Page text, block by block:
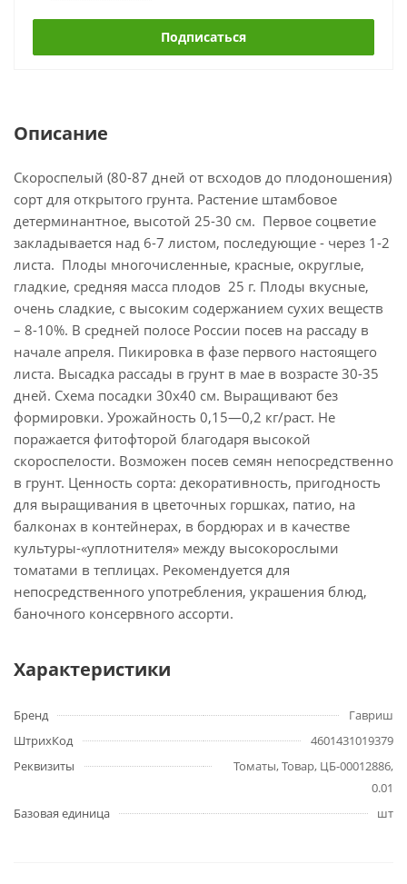
Подписаться
Описание
Скороспелый (80-87 дней от всходов до плодоношения)
сорт для открытого грунта. Растение штамбовое
детерминантное, высотой 25-30 см. Первое соцветие
закладывается над 6-7 листом, последующие - через 1-2
листа. Плоды многочисленные, красные, округлые,
гладкие, средняя масса плодов 25 г. Плоды вкусные,
очень сладкие, с высоким содержанием сухих веществ
– 8-10%. В средней полосе России посев на рассаду в
начале апреля. Пикировка в фазе первого настоящего
листа. Высадка рассады в грунт в мае в возрасте 30-35
дней. Схема посадки 30х40 см. Выращивают без
формировки. Урожайность 0,15—0,2 кг/раст. Не
поражается фитофторой благодаря высокой
скороспелости. Возможен посев семян непосредственно
в грунт. Ценность сорта: декоративность, пригодность
для выращивания в цветочных горшках, патио, на
балконах в контейнерах, в бордюрах и в качестве
культуры-«уплотнителя» между высокорослыми
томатами в теплицах. Рекомендуется для
непосредственного употребления, украшения блюд,
баночного консервного ассорти.
Характеристики
Бренд
Гавриш
ШтрихКод
4601431019379
Реквизиты
Томаты, Товар, ЦБ-00012886,
0.01
Базовая единица
шт